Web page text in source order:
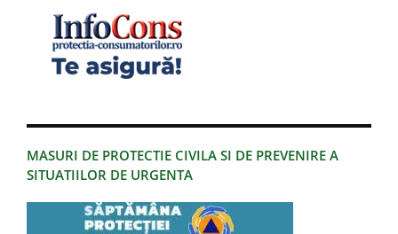
MASURI DE PROTECTIE CIVILA SI DE PREVENIRE A
SITUATIILOR DE URGENTA